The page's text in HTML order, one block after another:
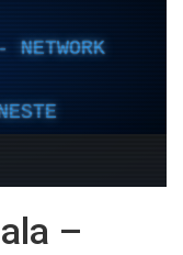
–